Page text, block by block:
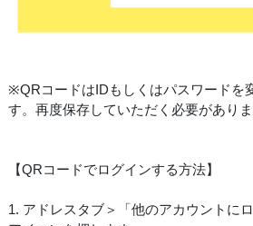
※QRコードはIDもしくはパスワードを
す。再度保存していただく必要がありま
【QRコードでログインする方法】
1. アドレスタブ＞「他のアカウントに